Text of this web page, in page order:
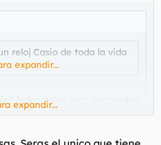
reloj Casio de toda la vida
expandir...
joder, estan mas avanzados
expandir...
expandir...